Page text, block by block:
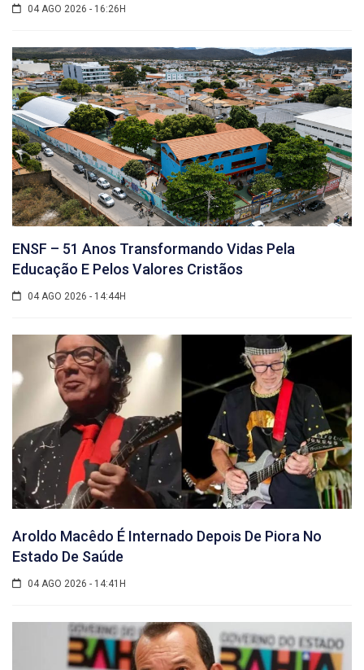
04 AGO 2026 - 16:26H
ENSF – 51 Anos Transformando Vidas Pela
Educação E Pelos Valores Cristãos
04 AGO 2026 - 14:44H
Aroldo Macêdo É Internado Depois De Piora No
Estado De Saúde
04 AGO 2026 - 14:41H